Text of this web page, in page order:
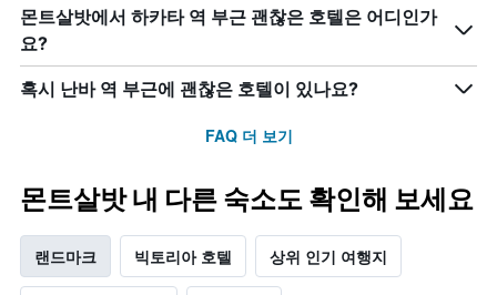
몬트살밧에서 하카타 역 부근 괜찮은 호텔은 어디인가
요?
혹시 난바 역 부근에 괜찮은 호텔이 있나요?
FAQ 더 보기
몬트살밧 내 다른 숙소도 확인해 보세요
랜드마크 빅토리아 호텔 상위 인기 여행지